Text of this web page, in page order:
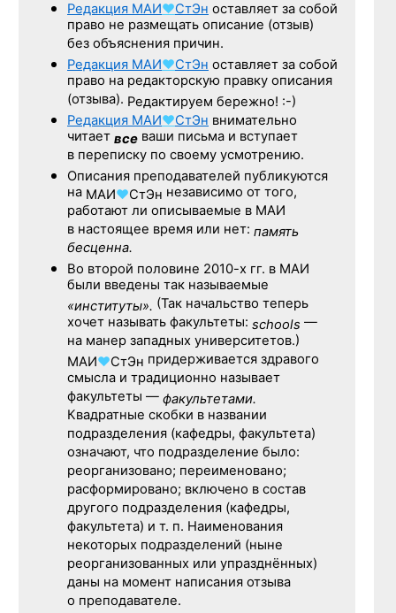
Редакция МАИ♥СтЭн оставляет за собой
право не размещать описание (отзыв)
без объяснения причин.
Редакция МАИ♥СтЭн оставляет за собой
право на редакторскую правку описания
(отзыва). Редактируем бережно! :-)
Редакция МАИ♥СтЭн внимательно
читает все ваши письма и вступает
в переписку по своему усмотрению.
Описания преподавателей публикуются
на МАИ♥СтЭн независимо от того,
работают ли описываемые в МАИ
в настоящее время или нет: память
бесценна.
Во второй половине 2010-х гг. в МАИ
были введены так называемые
«институты». (Так начальство теперь
хочет называть факультеты: schools —
на манер западных университетов.)
МАИ♥СтЭн придерживается здравого
смысла и традиционно называет
факультеты — факультетами.
Квадратные скобки в названии
подразделения (кафедры, факультета)
означают, что подразделение было:
реорганизовано; переименовано;
расформировано; включено в состав
другого подразделения (кафедры,
факультета) и т. п. Наименования
некоторых подразделений (ныне
реорганизованных или упразднённых)
даны на момент написания отзыва
о преподавателе.